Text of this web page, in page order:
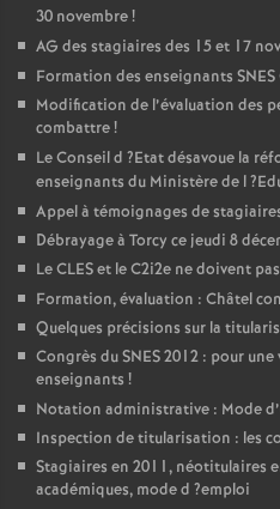
30 novembre!
AG des stagiaires des 15 et 17
Formation des enseignants SNES
Modification de l’évaluation des
combattre!
Le Conseil d ?Etat désavoue la
enseignants du Ministère de l
Appel à témoignages de
Débrayage à Torcy ce jeudi 8
LeCLESet le C2i2e ne doivent
Formation, évaluation : Châtel
Quelques précisions sur la
Congrès duSNES2012 : pour
enseignants !
Notation administrative : Mode
Inspection de titularisation : les
Stagiaires en 2011, néotitulaires
académiques, mode d ?emploi